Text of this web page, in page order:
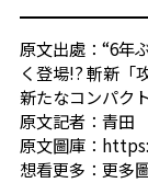
原文出處：“6年
く登場!? 斬新「
新たなコンパク
原文記者：青
原文圖庫：
想看更多： 更多